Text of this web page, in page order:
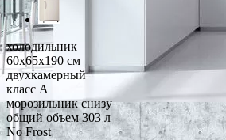
холодильник
60x65x190 см
двухкамерный
класс A
морозильник снизу
общий объем 303 л
No Frost